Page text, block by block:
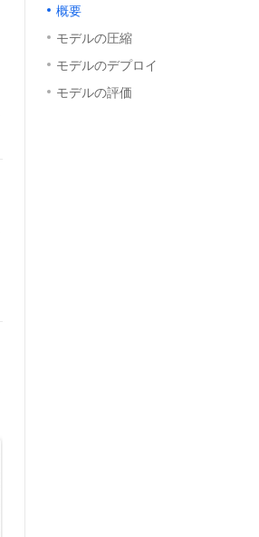
概要
モデルの圧縮
モデルのデプロイ
モデルの評価